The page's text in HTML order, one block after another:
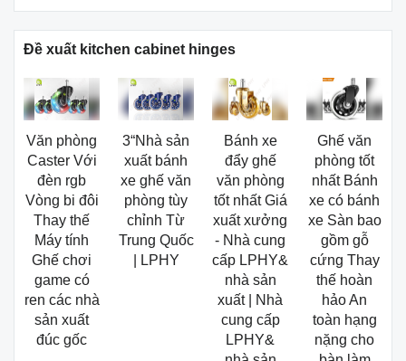
Đề xuất kitchen cabinet hinges
Văn phòng
Caster Với
đèn rgb
Vòng bi đôi
Thay thế
Máy tính
Ghế chơi
game có
ren các nhà
sản xuất
đúc gốc
3“Nhà sản
xuất bánh
xe ghế văn
phòng tùy
chỉnh Từ
Trung Quốc
| LPHY
Bánh xe
đẩy ghế
văn phòng
tốt nhất Giá
xuất xưởng
- Nhà cung
cấp LPHY&
nhà sản
xuất | Nhà
cung cấp
LPHY&
Ghế văn
phòng tốt
nhất Bánh
xe có bánh
xe Sàn bao
gồm gỗ
cứng Thay
thế hoàn
hảo An
toàn hạng
nặng cho